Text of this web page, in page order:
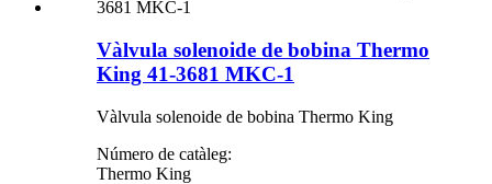
Vàlvula solenoide de bobina Thermo
King 41-3681 MKC-1
Vàlvula solenoide de bobina Thermo King
Número de catàleg:
Thermo King